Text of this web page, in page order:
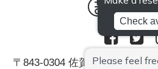
〒843-0304 佐賀県嬉野市嬉